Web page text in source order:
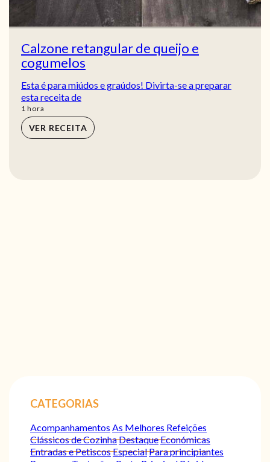
Calzone retangular de queijo e
cogumelos
Esta é para miúdos e graúdos! Divirta-se a preparar
esta receita de
1 hora
hora
VER RECEITA
CATEGORIAS
Acompanhamentos As Melhores Refeições
Clássicos de CozinhaDestaqueEconómicas
Entradas e PetiscosEspecialPara principiantes